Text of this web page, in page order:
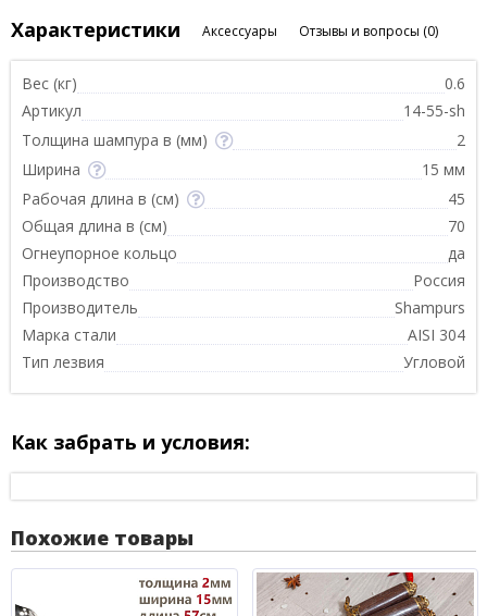
Характеристики Аксессуары Отзывы и вопросы (0)
Вес (кг)
0.6
Артикул
14-55-sh
Толщина шампура в (мм)
2
Ширина
15 мм
Рабочая длина в (см)
45
Общая длина в (см)
70
Огнеупорное кольцо
да
Производство
Россия
Производитель
Shampurs
Марка стали
AISI 304
Тип лезвия
Угловой
Как забрать и условия:
Похожие товары